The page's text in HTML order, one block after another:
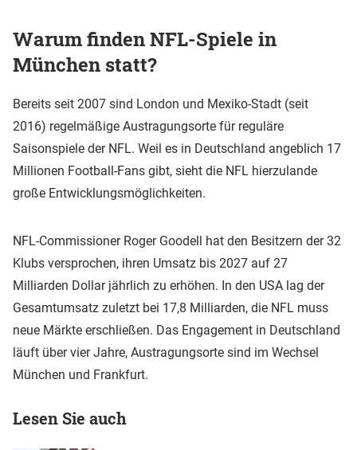
Warum finden NFL-Spiele in
München statt?
Bereits seit 2007 sind London und Mexiko-Stadt (seit
2016) regelmäßige Austragungsorte für reguläre
Saisonspiele der NFL. Weil es in Deutschland angeblich 17
Millionen Football-Fans gibt, sieht die NFL hierzulande
große Entwicklungsmöglichkeiten.
NFL-Commissioner Roger Goodell hat den Besitzern der 32
Klubs versprochen, ihren Umsatz bis 2027 auf 27
Milliarden Dollar jährlich zu erhöhen. In den USA lag der
Gesamtumsatz zuletzt bei 17,8 Milliarden, die NFL muss
neue Märkte erschließen. Das Engagement in Deutschland
läuft über vier Jahre, Austragungsorte sind im Wechsel
München und Frankfurt.
Lesen Sie auch